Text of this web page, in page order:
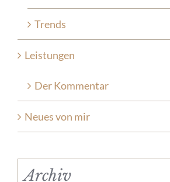
Trends
Leistungen
Der Kommentar
Neues von mir
Archiv